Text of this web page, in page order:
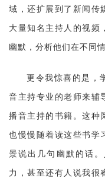
域，还扩展到了新闻传
大量知名主持人的视频
幽默，分析他们在不同
更令我惊喜的是，
音主持专业的老师来辅
播音主持的书籍。这种
也慢慢随着读这些书学
景说出几句幽默的话
力，甚至还有人说我很